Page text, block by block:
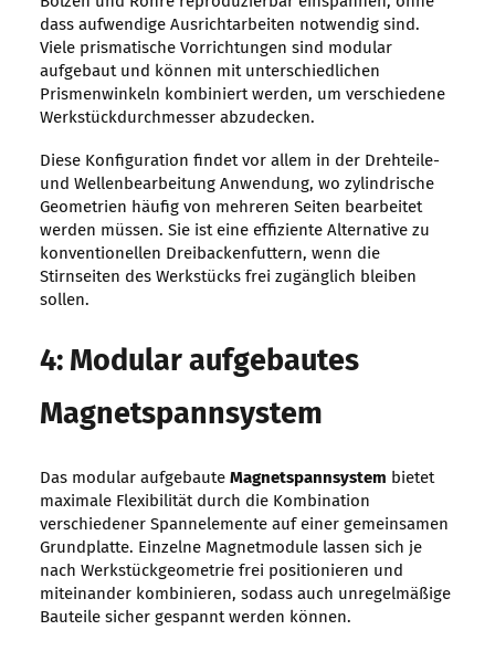
dass aufwendige Ausrichtarbeiten notwendig sind.
Viele prismatische Vorrichtungen sind modular
aufgebaut und können mit unterschiedlichen
Prismenwinkeln kombiniert werden, um verschiedene
Werkstückdurchmesser abzudecken.
Diese Konfiguration findet vor allem in der Drehteile-
und Wellenbearbeitung Anwendung, wo zylindrische
Geometrien häufig von mehreren Seiten bearbeitet
werden müssen. Sie ist eine effiziente Alternative zu
konventionellen Dreibackenfuttern, wenn die
Stirnseiten des Werkstücks frei zugänglich bleiben
sollen.
4: Modular aufgebautes
Magnetspannsystem
Das modular aufgebaute Magnetspannsystem bietet
maximale Flexibilität durch die Kombination
verschiedener Spannelemente auf einer gemeinsamen
Grundplatte. Einzelne Magnetmodule lassen sich je
nach Werkstückgeometrie frei positionieren und
miteinander kombinieren, sodass auch unregelmäßige
Bauteile sicher gespannt werden können.